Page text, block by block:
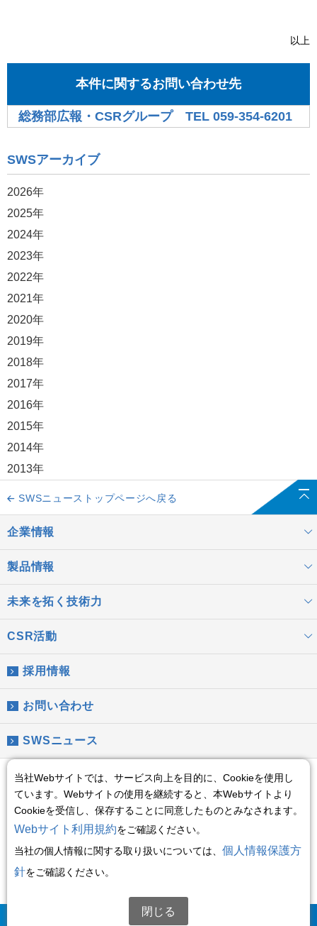
以上
本件に関するお問い合わせ先
総務部広報・CSRグループ TEL 059-354-6201
SWSアーカイブ
2026年
2025年
2024年
2023年
2022年
2021年
2020年
2019年
2018年
2017年
2016年
2015年
2014年
2013年
SWSニューストップページへ戻る
企業情報
製品情報
未来を拓く技術力
CSR活動
採用情報
お問い合わせ
SWSニュース
情報セキュリティ基本方針
Global Privacy Policy
Social Media Policy
サイトご利用にあたって
(C)2008 Sumitomo Wiring Systems, Ltd.
当社Webサイトでは、サービス向上を目的に、Cookieを使用し
ています。Webサイトの使用を継続すると、本Webサイトより
Cookieを受信し、保存することに同意したものとみなされます。
Webサイト利用規約をご確認ください。
当社の個人情報に関する取り扱いについては、 個人情報保護方
針をご確認ください。
閉じる